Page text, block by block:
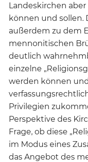
Landeskirchen
können und sollen.
außerdem zu dem
mennonitischen
deutlich
einzelne
werden können
Privilegien
Perspektive des
Frage, ob diese
im Modus eines
das Angebot des